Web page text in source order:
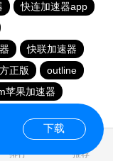
快连加速器app
快联加速器
正版
outline
苹果加速器
排行 推荐
下载
0.025884s